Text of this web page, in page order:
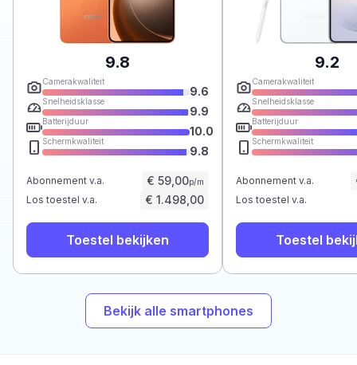
9.8
Camerakwaliteit
9.6
Snelheidsklasse
9.9
Batterijduur
10.0
Schermkwaliteit
9.8
Abonnement v.a. € 59,00p/m
Los toestel v.a. € 1.498,00
Toestel bekijken
9.2
Camerakwaliteit
Snelheidsklasse
Batterijduur
Schermkwaliteit
Abonnement v.a.
Los toestel v.a.
Toestel
Bekijk alle smartphones